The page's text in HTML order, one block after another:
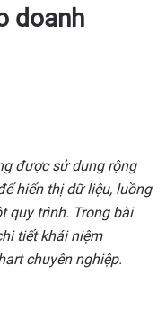
doanh
được sử dụng rộng
hiển thị dữ liệu, luồng
quy trình. Trong bài
tiết khái niệm
chuyên nghiệp.